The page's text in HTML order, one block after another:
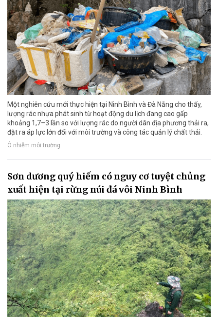
Một nghiên cứu mới thực hiện tại Ninh Bình và Đà Nẵng cho thấy,
lượng rác nhựa phát sinh từ hoạt động du lịch đang cao gấp
khoảng 1,7–3 lần so với lượng rác do người dân địa phương thải ra,
đặt ra áp lực lớn đối với môi trường và công tác quản lý chất thải.
Ô nhiễm môi trường
Sơn dương quý hiếm có nguy cơ tuyệt chủng
xuất hiện tại rừng núi đá vôi Ninh Bình